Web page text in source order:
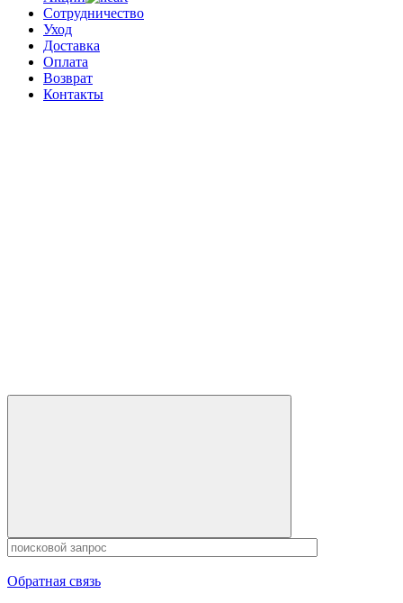
Сотрудничество
Уход
Доставка
Оплата
Возврат
Контакты
Обратная связь